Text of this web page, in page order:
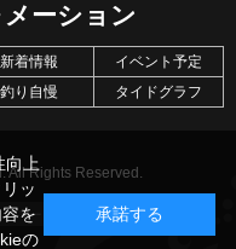
ーション
新着情報
イベント予定
釣り自慢
タイドグラフ
All Rights Reserved.
向上
ッ
を
の
承諾する